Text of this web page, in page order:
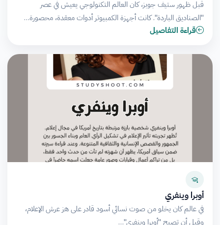
قبل ظهور ستيف جوبز، كان العالم التكنولوجي يعيش في عصر
"الصناديق الباردة". كانت أجهزة الكمبيوتر أدوات معقدة، محصورة…
قراءة التفاصيل
أوبرا وينفري
في عالم كان يخلو من صوت نسائي أسود قادر على هز عرش الإعلام،
وقبل أن تصبح "أوبرا وينفري"…